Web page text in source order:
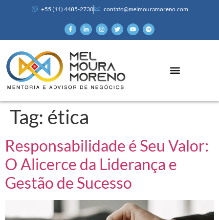
+55 (11) 4485-2730 contato@melmouramoreno.com
Tag: ética
Responsabilidade é Seu Valor:
O Alicerce da Liderança e
Gestão de Sucesso